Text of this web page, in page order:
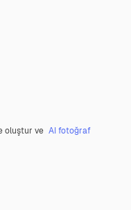
oluştur ve AI fotoğraf